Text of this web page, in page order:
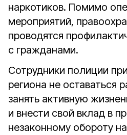
наркотиков. Помимо
мероприятий,
проводятся
с гражданами.
Сотрудники полиции
региона не оставаться
занять активную
и внести свой вклад в
незаконному обороту